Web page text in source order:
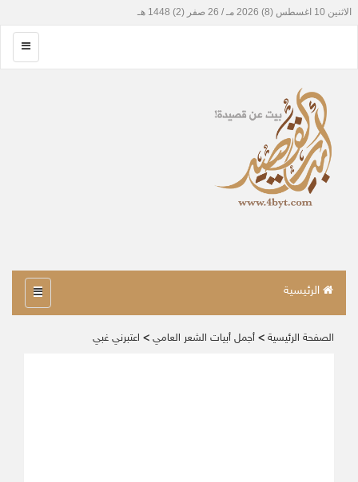
الرئيسية
الصفحة الرئيسية > أجمل أبيات الشعر العامي > اعتبرني غبي